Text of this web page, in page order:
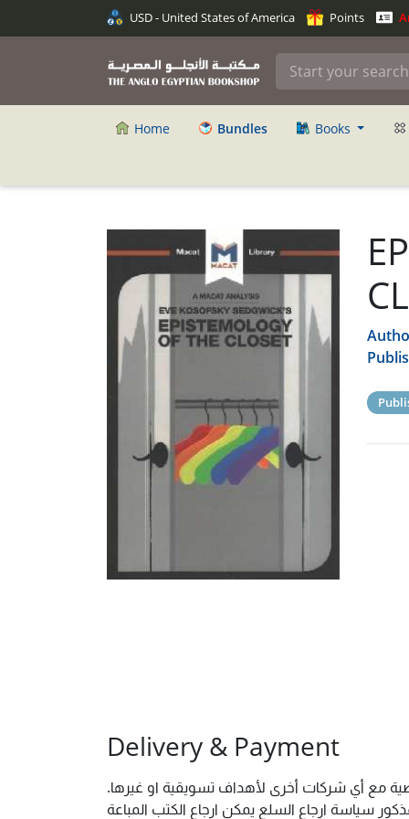
USD - United States of America Points
Home Bundles Books
Delivery & Payment
مع أي شركات أخرى لأهداف تسويقية او غيرها.
سياسة ارجاع السلع يمكن ارجاع الكتب المباعة